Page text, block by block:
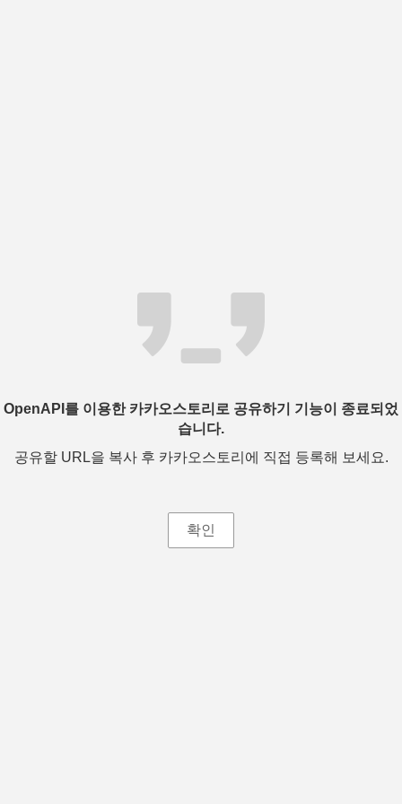
OpenAPI를 이용한 카카오스토리로 공유하기 기능이 종료되었
습니다.
공유할 URL을 복사 후 카카오스토리에 직접 등록해 보세요.
확인